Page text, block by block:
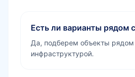
Есть ли варианты рядом
Да, подберем объекты
инфраструктурой.